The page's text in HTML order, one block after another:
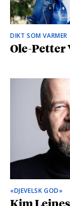
DIKT SOM VARMER
Ole-Petter
«DJEVELSK GOD»
Kim